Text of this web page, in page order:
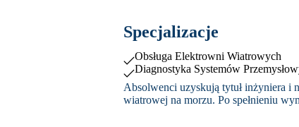
Specjalizacje
Obsługa Elektrowni Wiatrowych
Diagnostyka Systemów
Absolwenci uzyskują tytuł inżyniera i
wiatrowej na morzu. Po spełnieniu